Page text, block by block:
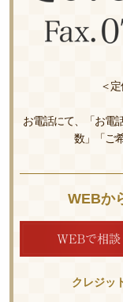
＜
お電話にて、「お電
数」「ご
WEBか
クレジッ